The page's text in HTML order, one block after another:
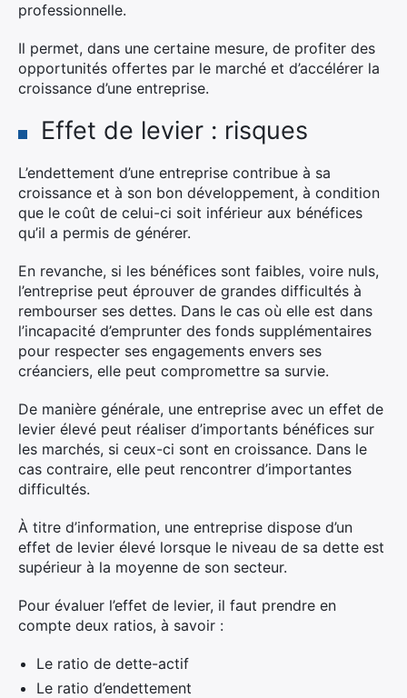
professionnelle.
Il permet, dans une certaine mesure, de profiter des
opportunités offertes par le marché et d’accélérer la
croissance d’une entreprise.
Effet de levier : risques
L’endettement d’une entreprise contribue à sa
croissance et à son bon développement, à condition
que le coût de celui-ci soit inférieur aux bénéfices
qu’il a permis de générer.
En revanche, si les bénéfices sont faibles, voire nuls,
l’entreprise peut éprouver de grandes difficultés à
rembourser ses dettes. Dans le cas où elle est dans
l’incapacité d’emprunter des fonds supplémentaires
pour respecter ses engagements envers ses
créanciers, elle peut compromettre sa survie.
De manière générale, une entreprise avec un effet de
levier élevé peut réaliser d’importants bénéfices sur
les marchés, si ceux-ci sont en croissance. Dans le
cas contraire, elle peut rencontrer d’importantes
difficultés.
À titre d’information, une entreprise dispose d’un
effet de levier élevé lorsque le niveau de sa dette est
supérieur à la moyenne de son secteur.
Pour évaluer l’effet de levier, il faut prendre en
compte deux ratios, à savoir :
Le ratio de dette-actif
Le ratio d’endettement